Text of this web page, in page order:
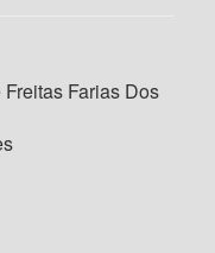
Farias Dos